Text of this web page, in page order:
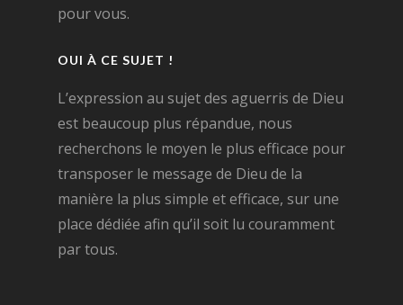
pour vous.
OUI À CE SUJET !
L’expression au sujet des aguerris de Dieu
est beaucoup plus répandue, nous
recherchons le moyen le plus efficace pour
transposer le message de Dieu de la
manière la plus simple et efficace, sur une
place dédiée afin qu’il soit lu couramment
par tous.